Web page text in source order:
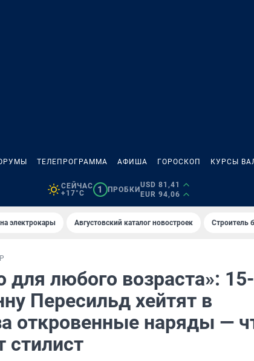
ТЕЛЕПРОГРАММА АФИША ГОРОСКОП КУРСЫ
СЕЙЧАС
+17°C
1 ПРОБКИ
USD 81,41
EUR 94,06
электрокары Августовский каталог новостроек Строитель
для любого возраста»: 15-
Пересильд хейтят в
откровенные наряды —
стилист